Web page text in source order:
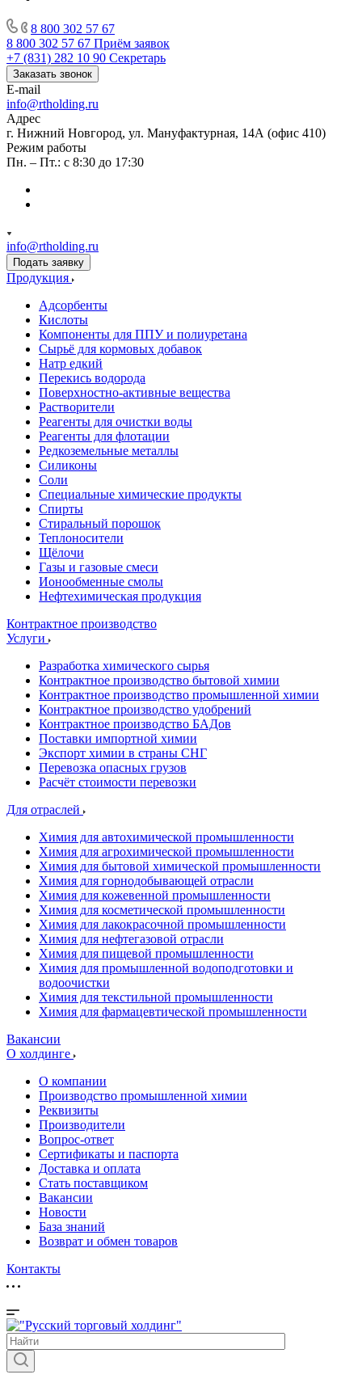
8 800 302 57 67
8 800 302 57 67 Приём заявок
+7 (831) 282 10 90 Секретарь
Заказать звонок
E-mail
info@rtholding.ru
Адрес
г. Нижний Новгород, ул. Мануфактурная, 14А (офис 410)
Режим работы
Пн. – Пт.: с 8:30 до 17:30
info@rtholding.ru
Подать заявку
Продукция
Адсорбенты
Кислоты
Компоненты для ППУ и полиуретана
Сырьё для кормовых добавок
Натр едкий
Перекись водорода
Поверхностно-активные вещества
Растворители
Реагенты для очистки воды
Реагенты для флотации
Редкоземельные металлы
Силиконы
Соли
Специальные химические продукты
Спирты
Стиральный порошок
Теплоносители
Щёлочи
Газы и газовые смеси
Ионообменные смолы
Нефтехимическая продукция
Контрактное производство
Услуги
Разработка химического сырья
Контрактное производство бытовой химии
Контрактное производство промышленной химии
Контрактное производство удобрений
Контрактное производство БАДов
Поставки импортной химии
Экспорт химии в страны СНГ
Перевозка опасных грузов
Расчёт стоимости перевозки
Для отраслей
Химия для автохимической промышленности
Химия для агрохимической промышленности
Химия для бытовой химической промышленности
Химия для горнодобывающей отрасли
Химия для кожевенной промышленности
Химия для косметической промышленности
Химия для лакокрасочной промышленности
Химия для нефтегазовой отрасли
Химия для пищевой промышленности
Химия для промышленной водоподготовки и
водоочистки
Химия для текстильной промышленности
Химия для фармацевтической промышленности
Вакансии
О холдинге
О компании
Производство промышленной химии
Реквизиты
Производители
Вопрос-ответ
Сертификаты и паспорта
Доставка и оплата
Стать поставщиком
Вакансии
Новости
База знаний
Возврат и обмен товаров
Контакты